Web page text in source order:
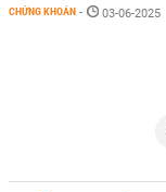
CHỨNG KHOÁN - 03-06-2025